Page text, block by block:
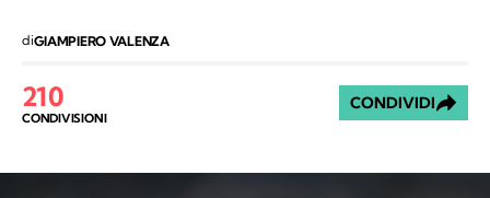
diGIAMPIERO VALENZA
210
CONDIVISIONI
CONDIVIDI